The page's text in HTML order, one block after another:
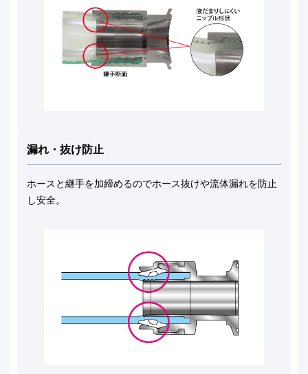
漏れ・抜け防止
ホースと継手を加締めるのでホース抜けや流体漏れを防止
し安全。